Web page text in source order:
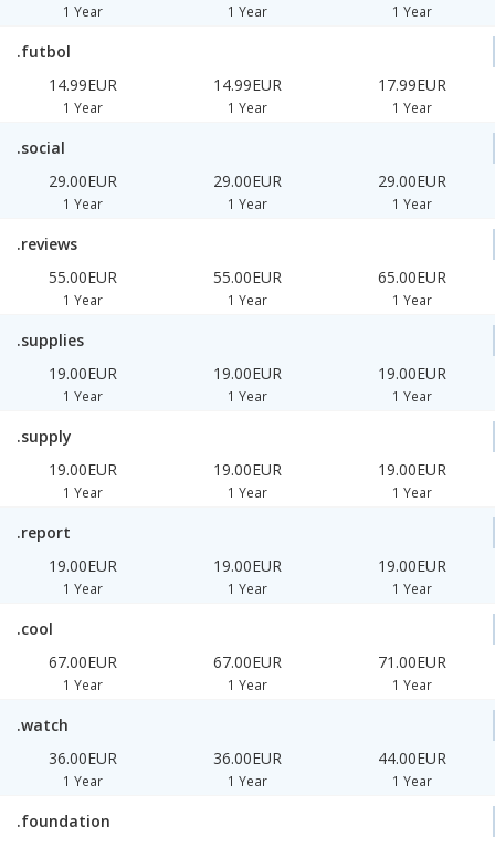
1 Year 1 Year 1 Year
.futbol
14.99EUR
1 Year
14.99EUR
1 Year
17.99EUR
1 Year
.social
29.00EUR
1 Year
29.00EUR
1 Year
29.00EUR
1 Year
.reviews
55.00EUR
1 Year
55.00EUR
1 Year
65.00EUR
1 Year
.supplies
19.00EUR
1 Year
19.00EUR
1 Year
19.00EUR
1 Year
.supply
19.00EUR
1 Year
19.00EUR
1 Year
19.00EUR
1 Year
.report
19.00EUR
1 Year
19.00EUR
1 Year
19.00EUR
1 Year
.cool
67.00EUR
1 Year
67.00EUR
1 Year
71.00EUR
1 Year
.watch
36.00EUR
1 Year
36.00EUR
1 Year
44.00EUR
1 Year
.foundation